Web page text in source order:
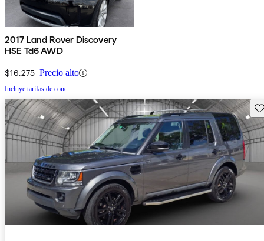
2017 Land Rover Discovery
HSE Td6 AWD
$16,275 Precio alto
Incluye tarifas de conc.